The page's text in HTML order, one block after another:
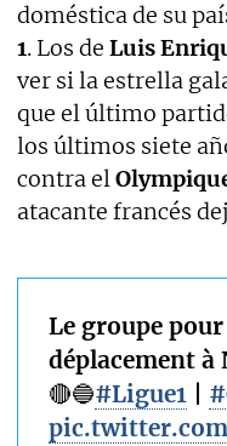
doméstica de su
1. Los de Luis
ver si la estrella
que el último
los últimos siete
contra el
atacante francés
Le groupe
déplacement à
🔴🔵#Ligue1